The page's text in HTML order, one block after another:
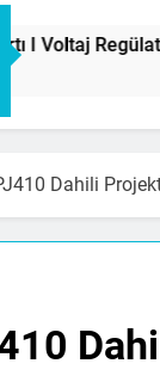
Herşey
Dahili